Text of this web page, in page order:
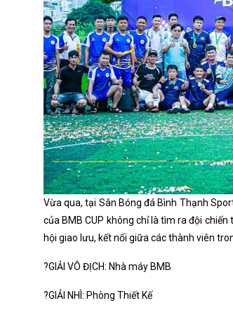
Vừa qua, tại Sân Bóng đá Bình Thạnh
của BMB CUP không chỉ là tìm ra đội
hội giao lưu, kết nối giữa các thành viên
?GIẢI VÔ ĐỊCH: Nhà máy BMB
?GIẢI NHÌ: Phòng Thiết Kế